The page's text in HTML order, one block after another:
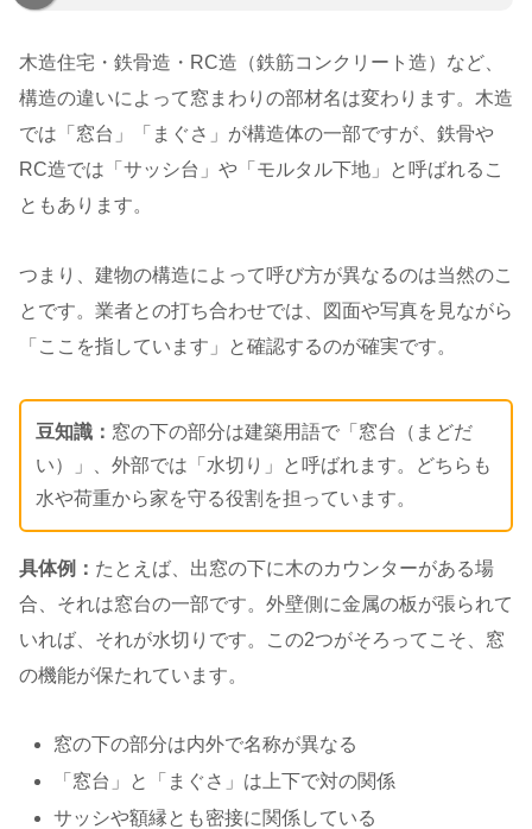
木造住宅・鉄骨造・RC造（鉄筋コンクリート造）など、
構造の違いによって窓まわりの部材名は変わります。木造
では「窓台」「まぐさ」が構造体の一部ですが、鉄骨や
RC造では「サッシ台」や「モルタル下地」と呼ばれるこ
ともあります。
つまり、建物の構造によって呼び方が異なるのは当然のこ
とです。業者との打ち合わせでは、図面や写真を見ながら
「ここを指しています」と確認するのが確実です。
豆知識： 窓の下の部分は建築用語で「窓台（まどだ
い）」、外部では「水切り」と呼ばれます。どちらも
水や荷重から家を守る役割を担っています。
具体例： たとえば、出窓の下に木のカウンターがある場
合、それは窓台の一部です。外壁側に金属の板が張られて
いれば、それが水切りです。この2つがそろってこそ、窓
の機能が保たれています。
窓の下の部分は内外で名称が異なる
「窓台」と「まぐさ」は上下で対の関係
サッシや額縁とも密接に関係している